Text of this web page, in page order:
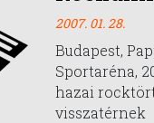
2007. 01. 28.
Budapest,
Sportaréna,
hazai
visszatérnek